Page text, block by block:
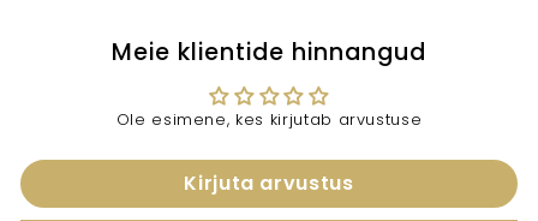
Meie klientide hinnangud
Ole esimene, kes kirjutab arvustuse
Kirjuta arvustus